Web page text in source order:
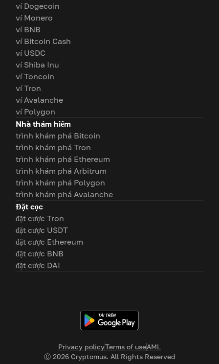
Privacy policyTerms of useAML
Ⓒ 2026Cryptomus. All Rights Reserved
ví Dogecoin
ví Monero
ví BNB
ví Bitcoin Cash
ví USDC
ví Shiba Inu
ví Toncoin
ví Tron
ví Avalanche
ví Polygon
Nhà thám hiểm
trình khám phá Bitcoin
trình khám phá Tron
trình khám phá Ethereum
trình khám phá Arbitrum
trình khám phá Polygon
trình khám phá Avalanche
Đặt cọc
đặt cược Tron
đặt cược USDT
đặt cược Ethereum
đặt cược BNB
đặt cược DAI